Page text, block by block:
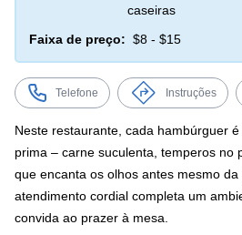
caseiras
Faixa de preço: $8 - $15
Telefone Instruções
Neste restaurante, cada hambúrguer
prima – carne suculenta, temperos no
que encanta os olhos antes mesmo
atendimento cordial completa um
convida ao prazer à mesa.